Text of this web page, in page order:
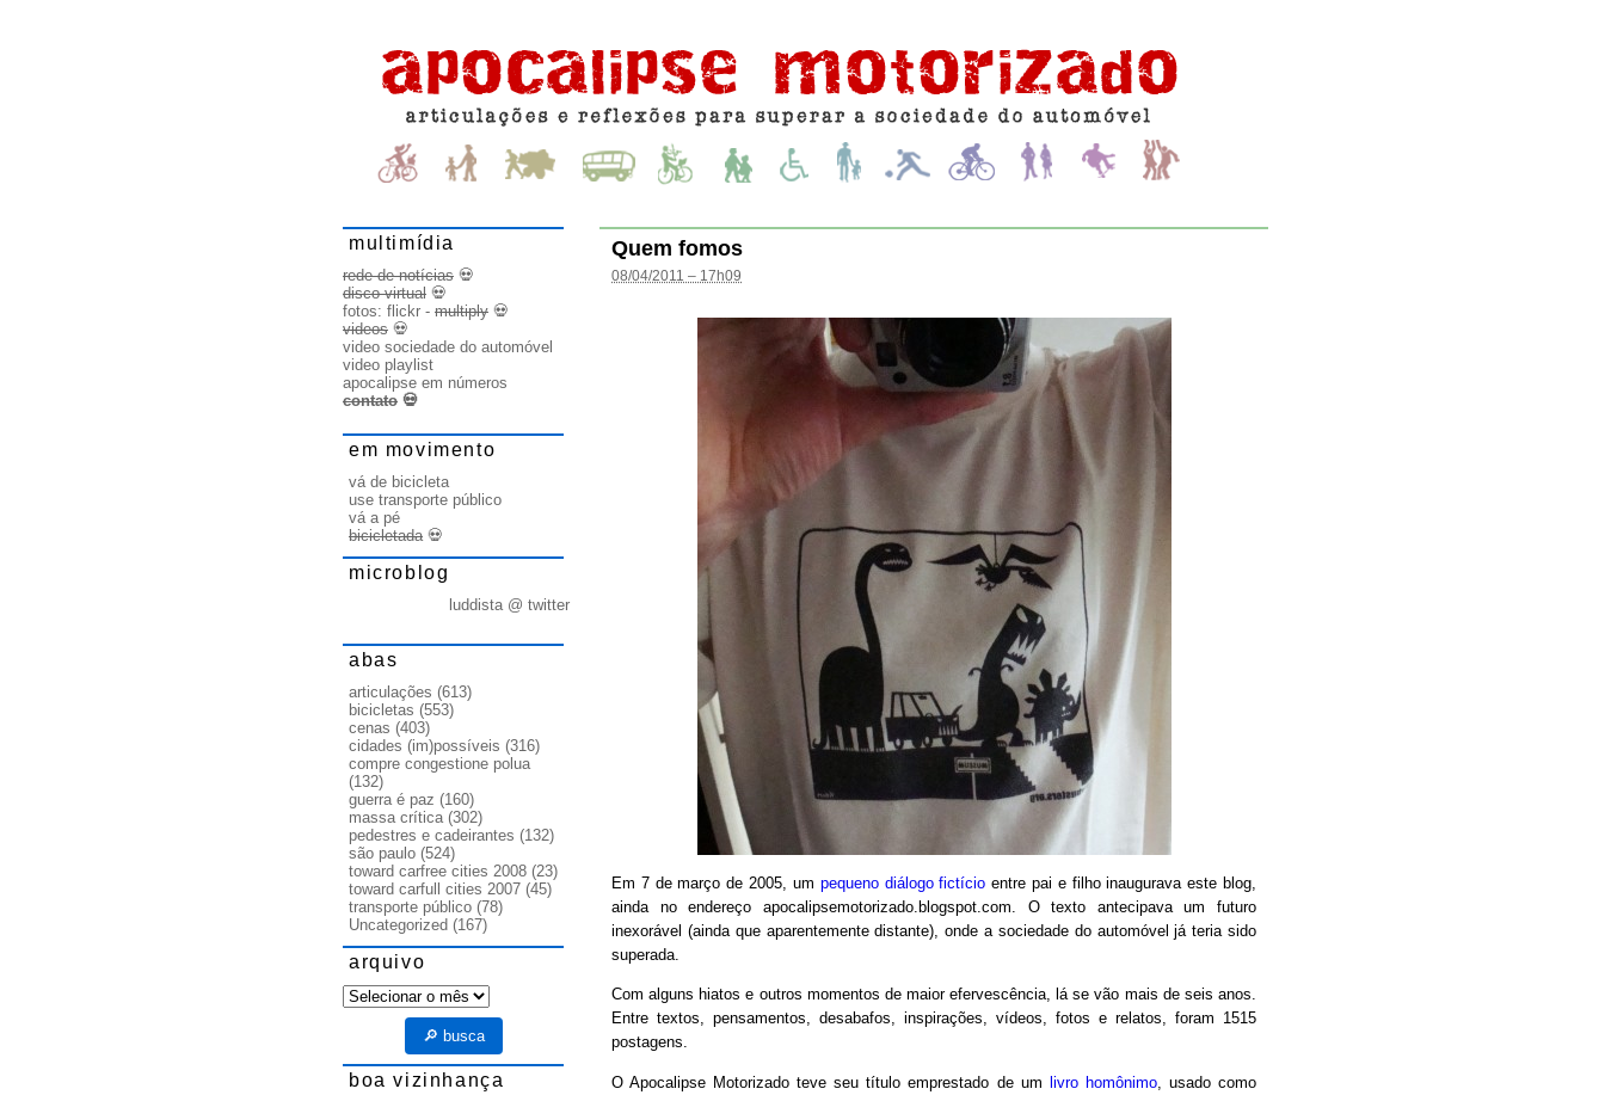
Quem fomos
08/04/2011 – 17h09
Em 7 de março de 2005, um pequeno diálogo fictício entre pai e filho inaugurava este blog,
ainda no endereço apocalipsemotorizado.blogspot.com. O texto antecipava um futuro
inexorável (ainda que aparentemente distante), onde a sociedade do automóvel já teria sido
superada.
Com alguns hiatos e outros momentos de maior efervescência, lá se vão mais de seis anos.
Entre textos, pensamentos, desabafos, inspirações, vídeos, fotos e relatos, foram 1515
postagens.
O Apocalipse Motorizado teve seu título emprestado de um livro homônimo, usado como
multimídia
rede de notícias 💀
disco virtual 💀
fotos: flickr - multiply 💀
videos 💀
video sociedade do automóvel
video playlist
apocalipse em números
contato 💀
em movimento
vá de bicicleta
use transporte público
vá a pé
bicicletada💀
microblog
luddista @ twitter
abas
articulações (613)
bicicletas (553)
cenas (403)
cidades (im)possíveis (316)
compre congestione polua
(132)
guerra é paz (160)
massa crítica(302)
pedestres e cadeirantes (132)
são paulo (524)
toward carfree cities 2008 (23)
toward carfull cities 2007 (45)
transporte público (78)
Uncategorized (167)
arquivo
arquivo
🔎 busca
boa vizinhança